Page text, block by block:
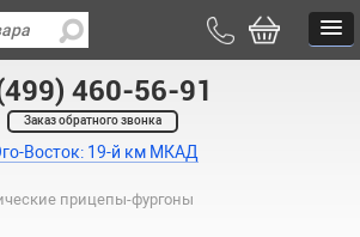
460-56-91
Заказ обратного звонка
Восток: 19-й км МКАД
прицепы-фургоны